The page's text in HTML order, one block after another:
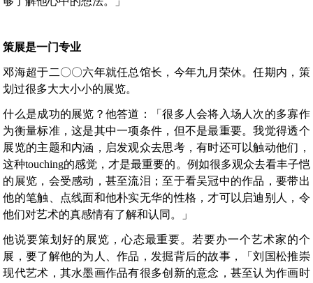
策展是一门专业
邓海超于二〇〇六年就任总馆长，今年九月荣休。任期内，策
划过很多大大小小的展览。
什么是成功的展览？他答道：「很多人会将入场人次的多寡作
为衡量标准，这是其中一项条件，但不是最重要。我觉得透个
展览的主题和内涵，启发观众去思考，有时还可以触动他们，
这种touching的感觉，才是最重要的。例如很多观众去看丰子恺
的展览，会受感动，甚至流泪；至于看吴冠中的作品，要带出
他的笔触、点线面和他朴实无华的性格，才可以启迪别人，令
他们对艺术的真感情有了解和认同。」
他说要策划好的展览，心态最重要。若要办一个艺术家的个
展，要了解他的为人、作品，发掘背后的故事，「刘国松推崇
现代艺术，其水墨画作品有很多创新的意念，甚至认为作画时